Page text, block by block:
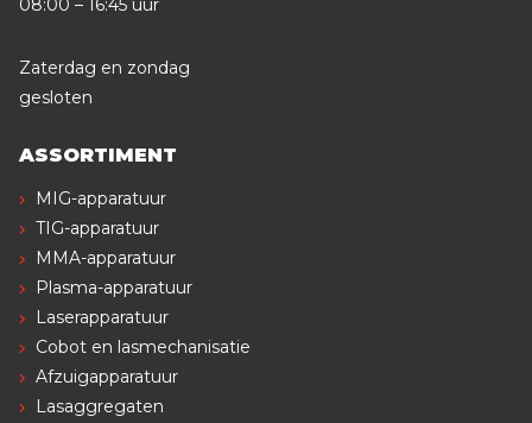
08:00 – 16:45 uur
Zaterdag en zondag
gesloten
ASSORTIMENT
MIG-apparatuur
TIG-apparatuur
MMA-apparatuur
Plasma-apparatuur
Laserapparatuur
Cobot en lasmechanisatie
Afzuigapparatuur
Lasaggregaten